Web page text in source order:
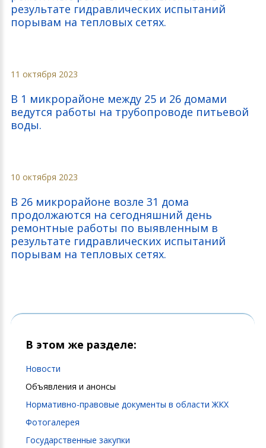
результате гидравлических испытаний
порывам на тепловых сетях.
11 октября 2023
В 1 микрорайоне между 25 и 26 домами
ведутся работы на трубопроводе питьевой
воды.
10 октября 2023
В 26 микрорайоне возле 31 дома
продолжаются на сегодняшний день
ремонтные работы по выявленным в
результате гидравлических испытаний
порывам на тепловых сетях.
В этом же разделе:
Новости
Объявления и анонсы
Нормативно-правовые документы в области ЖКХ
Фотогалерея
Государственные закупки